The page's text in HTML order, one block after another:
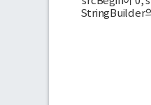
StringBuilder